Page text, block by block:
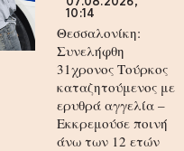
10:14
Θεσσαλονίκη:
Συνελήφθη
31χρονος Τούρκος
καταζητούμενος με
ερυθρά αγγελία –
Εκκρεμούσε ποινή
άνω των 12 ετών